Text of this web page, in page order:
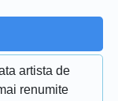
artista de
renumite